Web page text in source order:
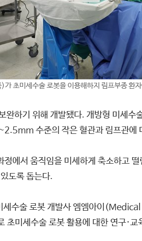
초미세수술 로봇을 이용해하지 림프부종 환
완하기 위해 개발됐다. 개방형 미세
수준의 작은 혈관과 림프관에
에서 움직임을 미세하게 축소하고
도록 돕는다.
수술 로봇 개발사 엠엠아이
초미세수술 로봇 활용에 대한 연구·